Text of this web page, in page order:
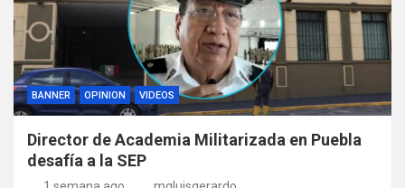
BANNER OPINION VIDEOS
Director de Academia Militarizada en Puebla
desafía a la SEP